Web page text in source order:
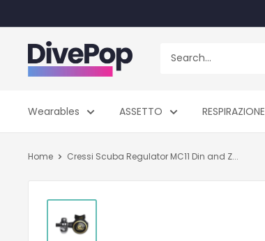
to
contentDive
Pop
Wearables ASSETTO RESPIRAZIONE
Home Cressi Scuba Regulator MC11 Din and Z...